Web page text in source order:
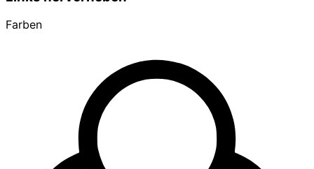
Farben